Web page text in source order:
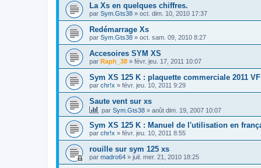
La Xs en quelques chiffres.
par Sym.Gts38 » oct. dim. 10, 2010 17:37
Redémarrage Xs
par Sym.Gts38 » oct. sam. 09, 2010 8:27
Accesoires SYM XS
par Raph_38 » févr. jeu. 17, 2011 10:07
Sym XS 125 K : plaquette commerciale 2011
par chr!x » févr. jeu. 10, 2011 9:29
Saute vent sur xs
par Sym.Gts38 » août dim. 19, 2007 10:07
Sym XS 125 K : Manuel de l'utilisation en
par chr!x » févr. jeu. 10, 2011 8:55
rouille sur sym 125 xs
par madro64 » juil. mer. 21, 2010 18:25